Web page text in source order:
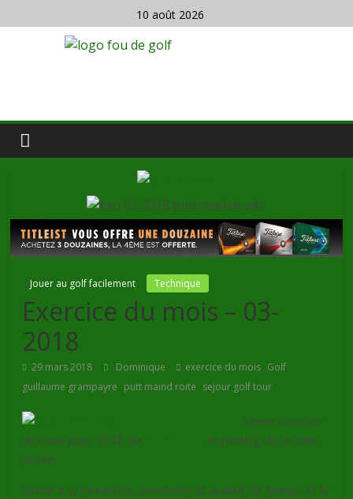
10 août 2026
Jouer au golf facilement Technique
Exercice du mois – 03-
2018
29 mars 2018 Dominique exercice du mois, Golf,
guillaume grampayre, putt maind roite, sejour golf tour
3ème exercice
du mois pour 2018 de
, le putting de la main
droite.
Grâce à cet exercice, constatez la qualité de tempo et le